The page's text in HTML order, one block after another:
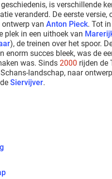
is verschillende
veranderd. De eerste versie,
ontwerp van Anton Pieck. Tot in
plek in een uithoek van
), de treinen over het spoor.
enorm succes bleek, was de
was. Sinds 2000 rijden de
landschap, naar
Siervijver.